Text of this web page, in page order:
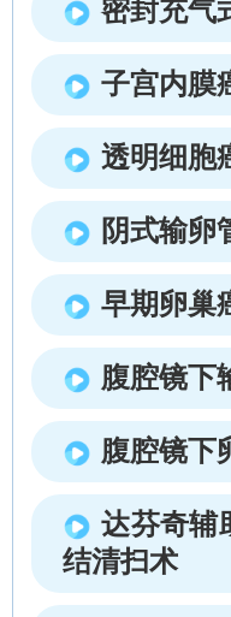
密封充气
子宫内膜
透明细胞
阴式输卵
早期卵巢
腹腔镜下
腹腔镜下
达芬奇辅
结清扫术